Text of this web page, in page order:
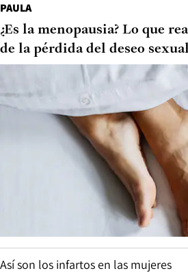
PAULA
¿Es la menopausia? Lo que
de la pérdida del deseo
Así son los infartos en las mujeres